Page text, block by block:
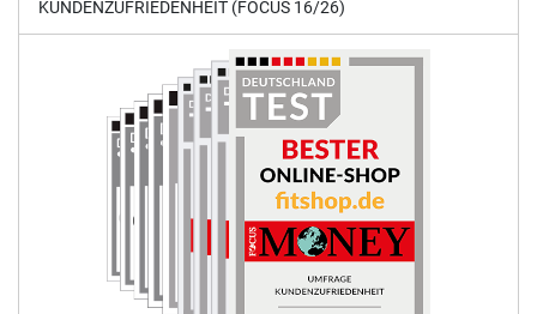
KUNDENZUFRIEDENHEIT (FOCUS 16/26)